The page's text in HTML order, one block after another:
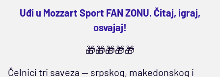
Uđi u Mozzart Sport FAN ZONU. Čitaj, igraj,
osvajaj!
🎁🎁🎁🎁🎁
Čelnici tri saveza — srpskog, makedonskog i